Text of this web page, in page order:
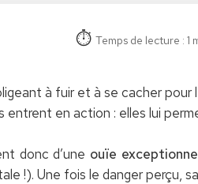
Temps de lecture : 1
à fuir et à se cacher
entrent en action : elles lui
donc d’une ouïe
!). Une fois le danger perçu,